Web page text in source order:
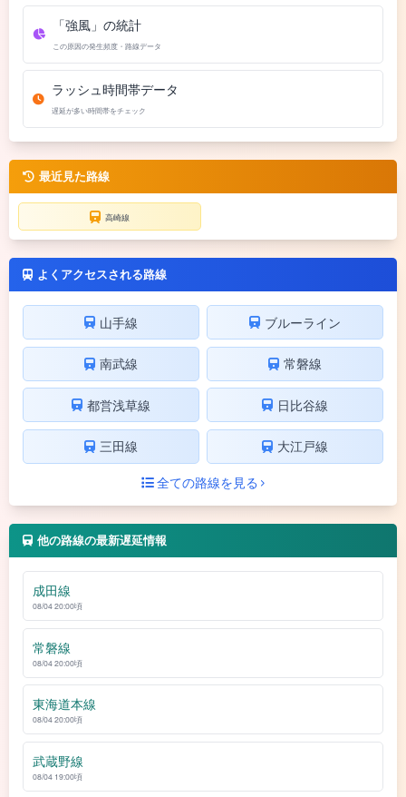
「強風」の統計
この原因の発生頻度・路線データ
ラッシュ時間帯データ
遅延が多い時間帯をチェック
最近見た路線
高崎線
よくアクセスされる路線
山手線 ブルーライン
南武線 常磐線
都営浅草線 日比谷線
三田線
大江戸線
全ての路線を見る
他の路線の最新遅延情報
成田線
08/04 20:00頃
常磐線
08/04 20:00頃
東海道本線
08/04 20:00頃
武蔵野線
08/04 19:00頃